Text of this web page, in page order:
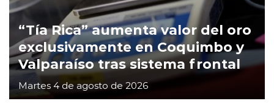
“Tía Rica” aumenta valor del oro
exclusivamente en Coquimbo y
Valparaíso tras sistema frontal
Martes 4 de agosto de 2026